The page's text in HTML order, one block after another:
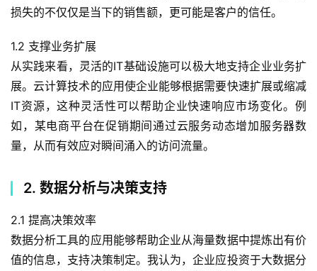
损失的不仅仅是当下的销售额，更可能是客户的信任。
1.2 支撑业务扩展
从实践来看，灵活的IT基础设施可以极大地支持企业业务扩
展。云计算技术的应用使企业能够根据需要快速扩展或缩减
IT资源，这种灵活性可以帮助企业快速响应市场变化。例
如，某电商平台在促销期间通过云服务动态增加服务器数
量，从而有效应对瞬间涌入的访问流量。
2. 数据分析与决策支持
2.1 提高决策效率
数据分析工具的应用能够帮助企业从海量数据中提炼出有价
值的信息，支持决策制定。我认为，企业应投资于大数据分